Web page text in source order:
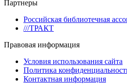
Партнеры
Российская библиотечная
///ТРАКТ
Правовая информация
Условия использования сайта
Политика
Контактная информация